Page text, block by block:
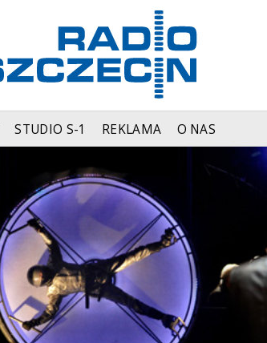
STUDIO S-1 REKLAMA O NAS